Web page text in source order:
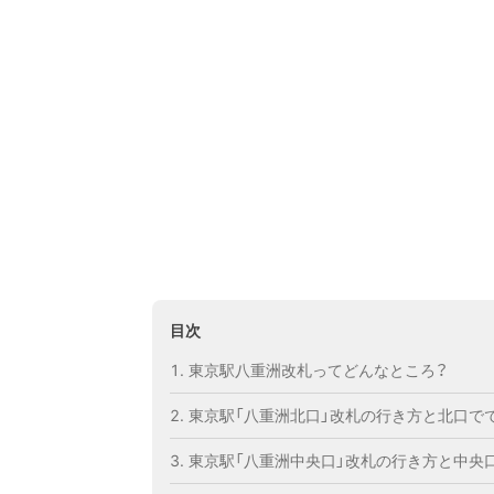
目次
東京駅八重洲改札ってどんなところ？
東京駅「八重洲北口」改札の行き方と北口で
東京駅「八重洲中央口」改札の行き方と中央